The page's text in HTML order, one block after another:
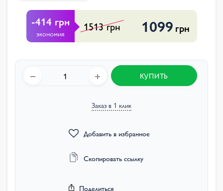
-414 грн
экономия 1513 грн 1099 грн
КУПИТЬ
Заказ в 1 клик
Добавить в избранное
Скопировать ссылку
Поделиться